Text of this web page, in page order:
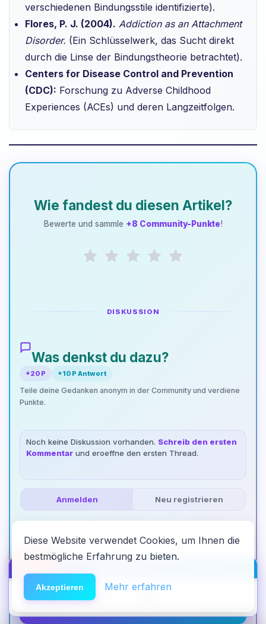
verschiedenen Bindungsstile identifizierte).
Flores, P. J. (2004). Addiction as an Attachment
Disorder. (Ein Schlüsselwerk, das Sucht direkt
durch die Linse der Bindungstheorie betrachtet).
Centers for Disease Control and Prevention
(CDC): Forschung zu Adverse Childhood
Experiences (ACEs) und deren Langzeitfolgen.
Wie fandest du diesen Artikel?
Bewerte und sammle +8 Community-Punkte!
DISKUSSION
Was denkst du dazu?
+20 P +10 P Antwort
Teile deine Gedanken anonym in der Community und verdiene
Punkte.
Noch keine Diskussion vorhanden. Schreib den ersten
Kommentar und eroeffne den ersten Thread.
Anmelden Neu registrieren
Anmelden & kommentieren
🆘Hilfe
Diese Website verwendet Cookies, um Ihnen die
bestmögliche Erfahrung zu bieten.
Akzeptieren Mehr erfahren